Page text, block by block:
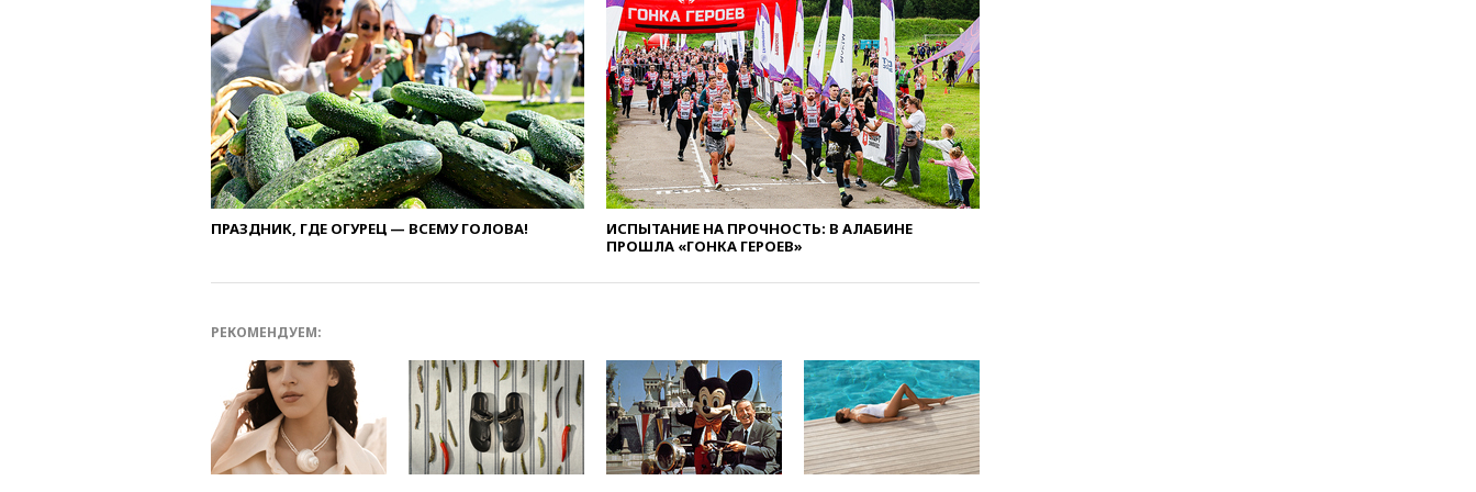
поражению Киева
09:54 МВД Германии:
инцидент с дроном в
аэропорту Лейпцига —
«сценарий гибридной атаки»
09:32В Тверской области
обломки дрона повредили
фасад логокомплекса
Wildberries
09:18В Ярославской области
отражена самая
08:54
В Таиланде сегодня
прощаются с молодыми
россиянами, жестоко убитыми
в Паттайе
08:26
Летчики с упавшего
ПРАЗДНИК, ГДЕ ОГУРЕЦ — ВСЕМУ ГОЛОВА!
ИСПЫТАНИЕ НА ПРОЧНОСТЬ: В АЛАБИНЕ
ПРОШЛА «ГОНКА ГЕРОЕВ»
РЕКОМЕНДУЕМ: